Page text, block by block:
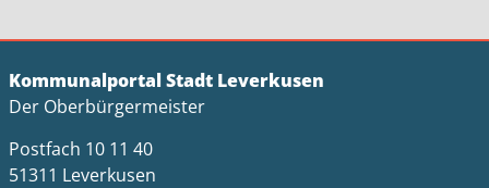
Kommunalportal Stadt Leverkusen
Der Oberbürgermeister
Postfach 10 11 40
51311 Leverkusen